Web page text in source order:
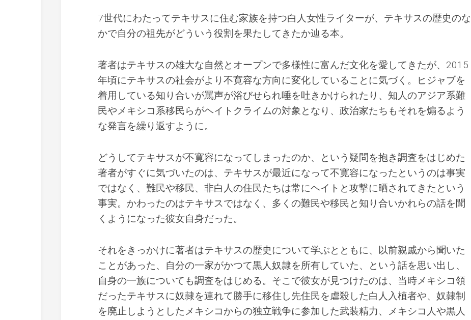
7世代にわたってテキサスに住む家族を持つ白人女性ライターが、テキサスの歴史のな
かで自分の祖先がどういう役割を果たしてきたか辿る本。
著者はテキサスの雄大な自然とオープンで多様性に富んだ文化を愛してきたが、2015
年頃にテキサスの社会がより不寛容な方向に変化していることに気づく。ヒジャブを
着用している知り合いが罵声が浴びせられ唾を吐きかけられたり、知人のアジア系難
民やメキシコ系移民らがヘイトクライムの対象となり、政治家たちもそれを煽るよう
な発言を繰り返すように。
どうしてテキサスが不寛容になってしまったのか、という疑問を抱き調査をはじめた
著者がすぐに気づいたのは、テキサスが最近になって不寛容になったというのは事実
ではなく、難民や移民、非白人の住民たちは常にヘイトと攻撃に晒されてきたという
事実。かわったのはテキサスではなく、多くの難民や移民と知り合いかれらの話を聞
くようになった彼女自身だった。
それをきっかけに著者はテキサスの歴史について学ぶとともに、以前親戚から聞いた
ことがあった、自分の一家がかつて黒人奴隷を所有していた、という話を思い出し、
自身の一族についても調査をはじめる。そこで彼女が見つけたのは、当時メキシコ領
だったテキサスに奴隷を連れて勝手に移住し先住民を虐殺した白人入植者や、奴隷制
を廃止しようとしたメキシコからの独立戦争に参加した武装精力、メキシコ人や黒人